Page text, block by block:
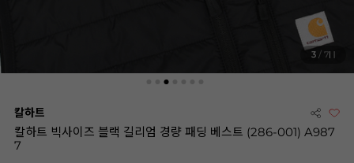
3 / 7
칼하트
칼하트 빅사이즈 블랙 길리엄 경량 패딩 베스트 (286-001) A987
7